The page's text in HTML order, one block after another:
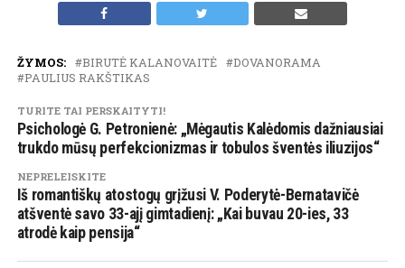
ŽYMOS: BIRUTĖ KALANOVAITĖ
DOVANORAMA
PAULIUS RAKŠTIKAS
TURITE TAI PERSKAITYTI!
Psichologė G. Petronienė: „Mėgautis Kalėdomis dažniausiai
trukdo mūsų perfekcionizmas ir tobulos šventės iliuzijos“
NEPRELEISKITE
Iš romantiškų atostogų grįžusi V. Poderytė-Bernatavičė
atšventė savo 33-ajį gimtadienį: „Kai buvau 20-ies, 33
atrodė kaip pensija“